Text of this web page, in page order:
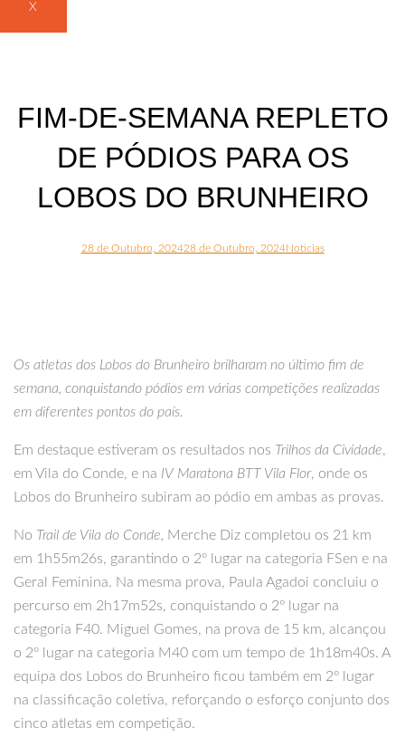
X
FIM-DE-SEMANA REPLETO
DE PÓDIOS PARA OS
LOBOS DO BRUNHEIRO
28 de Outubro, 202428 de Outubro, 2024Noticias
Os atletas dos Lobos do Brunheiro brilharam no último fim de
semana, conquistando pódios em várias competições realizadas
em diferentes pontos do país.
Em destaque estiveram os resultados nos Trilhos da Cividade,
em Vila do Conde, e na IV Maratona BTT Vila Flor, onde os
Lobos do Brunheiro subiram ao pódio em ambas as provas.
No Trail de Vila do Conde, Merche Diz completou os 21 km
em 1h55m26s, garantindo o 2º lugar na categoria FSen e na
Geral Feminina. Na mesma prova, Paula Agadoi concluiu o
percurso em 2h17m52s, conquistando o 2º lugar na
categoria F40. Miguel Gomes, na prova de 15 km, alcançou
o 2º lugar na categoria M40 com um tempo de 1h18m40s. A
equipa dos Lobos do Brunheiro ficou também em 2º lugar
na classificação coletiva, reforçando o esforço conjunto dos
cinco atletas em competição.